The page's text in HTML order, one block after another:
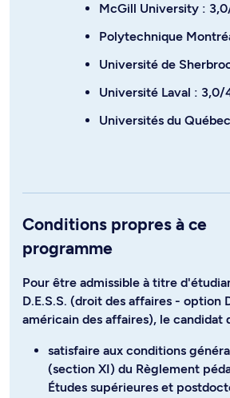
McGill University :
Polytechnique
Université de
Université Laval : 3,0/
Universités du
Conditions propres à ce
programme
Pour être admissible à titre
D.E.S.S. (droit des affaires - option
américain des affaires), le candidat
satisfaire aux conditions
(section XI) du Règlement
Études supérieures et